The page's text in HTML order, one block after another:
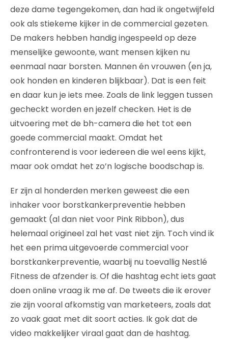
deze dame tegengekomen, dan had ik ongetwijfeld
ook als stiekeme kijker in de commercial gezeten.
De makers hebben handig ingespeeld op deze
menselijke gewoonte, want mensen kijken nu
eenmaal naar borsten. Mannen én vrouwen (en ja,
ook honden en kinderen blijkbaar). Dat is een feit
en daar kun je iets mee. Zoals de link leggen tussen
gecheckt worden en jezelf checken. Het is de
uitvoering met de bh-camera die het tot een
goede commercial maakt. Omdat het
confronterend is voor iedereen die wel eens kijkt,
maar ook omdat het zo’n logische boodschap is.
Er zijn al honderden merken geweest die een
inhaker voor borstkankerpreventie hebben
gemaakt (al dan niet voor Pink Ribbon), dus
helemaal origineel zal het vast niet zijn. Toch vind ik
het een prima uitgevoerde commercial voor
borstkankerpreventie, waarbij nu toevallig Nestlé
Fitness de afzender is. Of die hashtag echt iets gaat
doen online vraag ik me af. De tweets die ik erover
zie zijn vooral afkomstig van marketeers, zoals dat
zo vaak gaat met dit soort acties. Ik gok dat de
video makkelijker viraal gaat dan de hashtag.